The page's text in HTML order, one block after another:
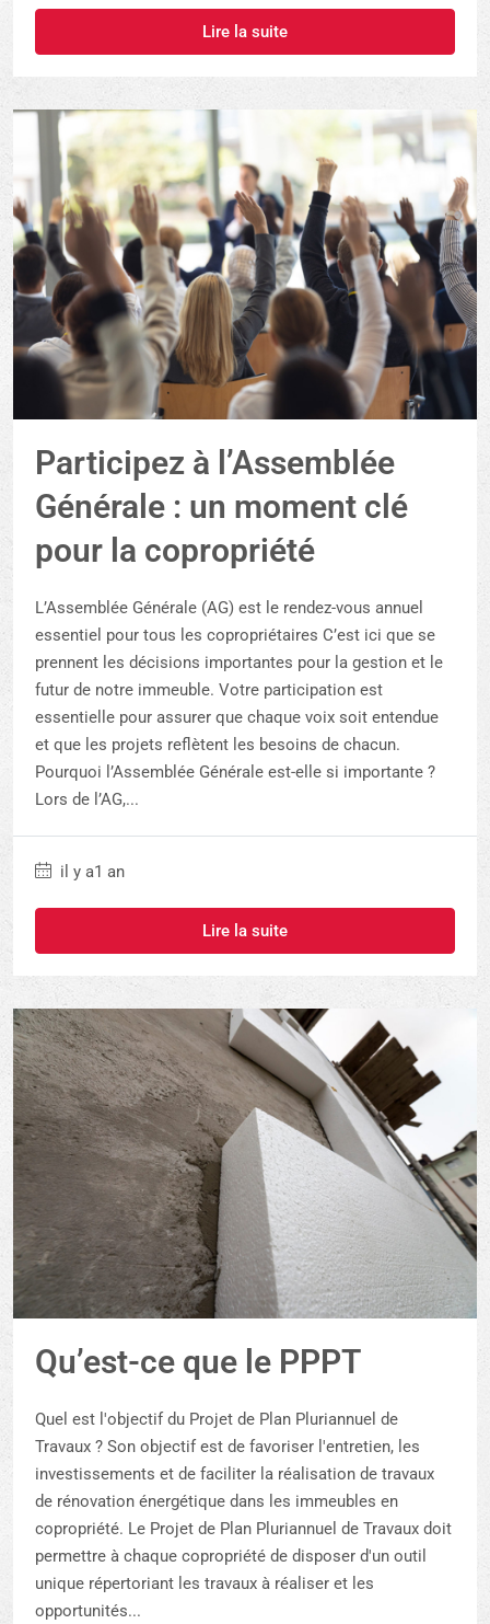
Lire la suite
Participez à l’Assemblée
Générale : un moment clé
pour la copropriété
L’Assemblée Générale (AG) est le rendez-vous annuel
essentiel pour tous les copropriétaires C’est ici que se
prennent les décisions importantes pour la gestion et le
futur de notre immeuble. Votre participation est
essentielle pour assurer que chaque voix soit entendue
et que les projets reflètent les besoins de chacun.
Pourquoi l’Assemblée Générale est-elle si importante ?
Lors de l’AG,...
il y a1 an
Lire la suite
Qu’est-ce que le PPPT
Quel est l'objectif du Projet de Plan Pluriannuel de
Travaux ? Son objectif est de favoriser l'entretien, les
investissements et de faciliter la réalisation de travaux
de rénovation énergétique dans les immeubles en
copropriété. Le Projet de Plan Pluriannuel de Travaux doit
permettre à chaque copropriété de disposer d'un outil
unique répertoriant les travaux à réaliser et les
opportunités...